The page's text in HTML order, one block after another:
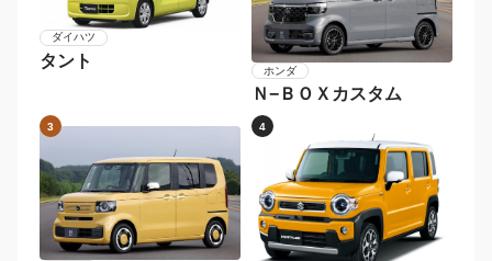
年式から探す
2024年〜2025年
2022年〜2023年 2020年〜2021年
2018年〜2019年 〜2017年